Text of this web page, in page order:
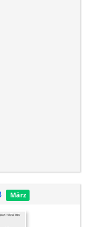
März